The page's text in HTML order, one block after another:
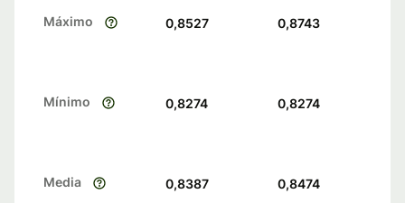
Máximo 0,8527 0,8743
Mínimo 0,8274 0,8274
Media 0,8387 0,8474